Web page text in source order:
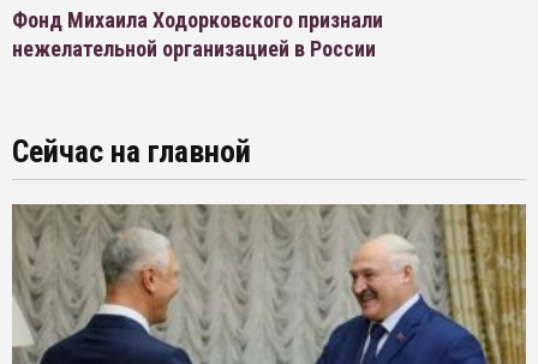
Фонд Михаила Ходорковского признали
нежелательной организацией в России
Сейчас на главной